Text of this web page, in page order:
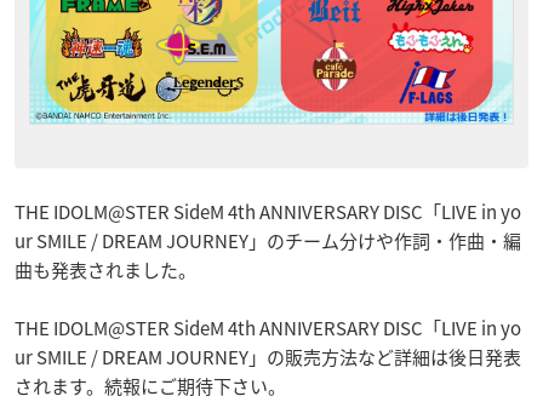
THE IDOLM@STER SideM 4th ANNIVERSARY DISC「LIVE in yo
ur SMILE / DREAM JOURNEY」のチーム分けや作詞・作曲・編
曲も発表されました。
THE IDOLM@STER SideM 4th ANNIVERSARY DISC「LIVE in yo
ur SMILE / DREAM JOURNEY」の販売方法など詳細は後日発表
されます。続報にご期待下さい。